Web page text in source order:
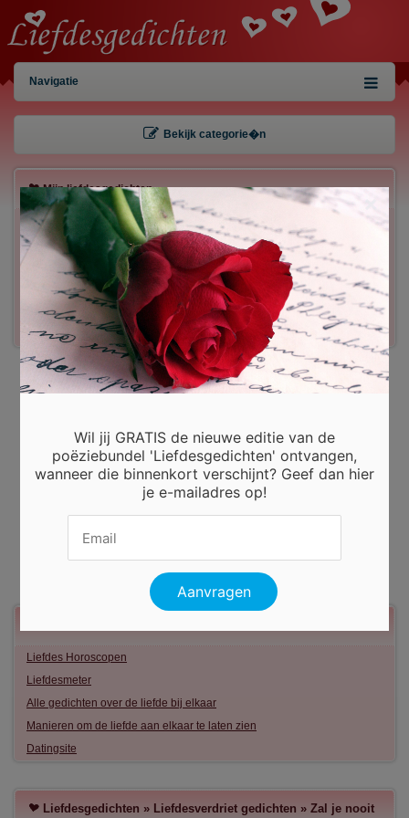
Navigatie
Bekijk categorie�n
Mijn liefdesgedichten
Gebruiker:
Wachtwoord:
Inloggen!
Registreren Gegevens kwijt?
Liefdes Horoscopen
Liefdesmeter
Alle gedichten over de liefde bij elkaar
Manieren om de liefde aan elkaar te laten zien
Datingsite
Liefdesgedichten » Liefdesverdriet gedichten » Zal je nooit
Wil jij GRATIS de nieuwe editie van de
poëziebundel 'Liefdesgedichten' ontvangen,
wanneer die binnenkort verschijnt? Geef dan hier
je e-mailadres op!